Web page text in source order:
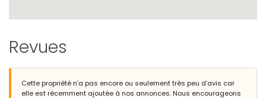
Revues
Cette propriété n’a pas encore ou seulement très peu d’avis car
elle est récemment ajoutée à nos annonces. Nous encourageons